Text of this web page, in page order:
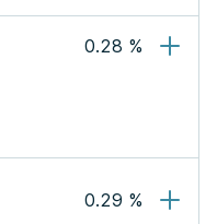
0.28 %
0.29 %